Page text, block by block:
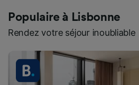
Populaire à Lisbonne
Rendez votre séjour inoubliable